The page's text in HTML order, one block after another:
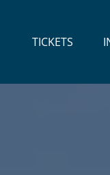
TICKETS
Menu